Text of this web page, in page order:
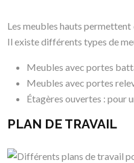
Les meubles hauts permettent
Il existe différents types de
Meubles avec portes
Meubles avec portes
Étagères ouvertes : pour
PLAN DE TRAVAIL